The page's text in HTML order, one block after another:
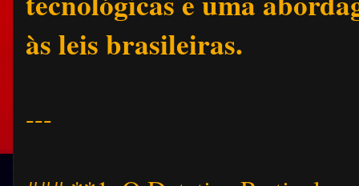
às leis brasileiras.
---